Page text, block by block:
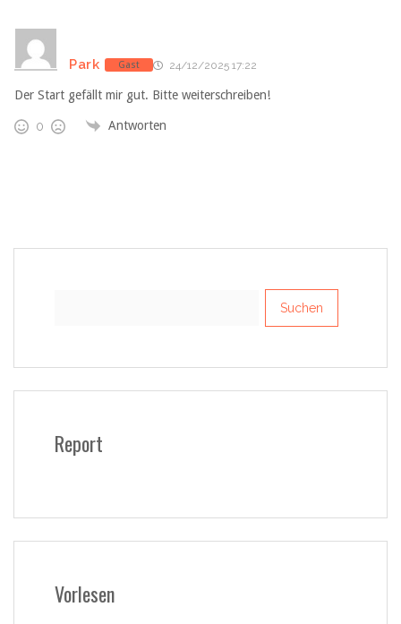
Park Gast 24/12/2025 17:22
Der Start gefällt mir gut. Bitte weiterschreiben!
0 Antworten
Report
Vorlesen